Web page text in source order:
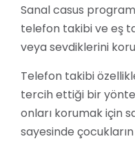
Sanal casus
telefon takibi ve eş
veya sevdiklerini
Telefon takibi
tercih ettiği bir
onları korumak için
sayesinde